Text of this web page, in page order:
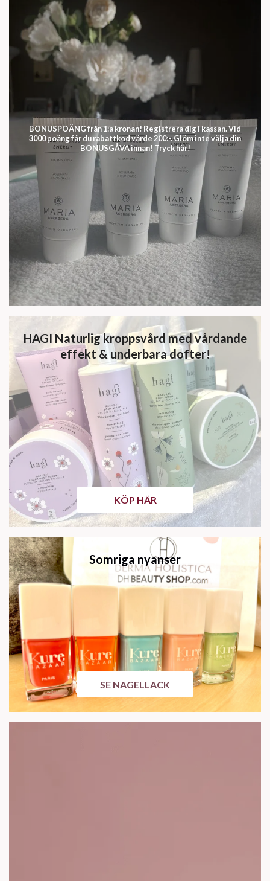
BONUSPOÄNG från 1:a kronan! Registrera dig i kassan. Vid
3000 poäng får du rabattkod värde 200:-. Glöm inte välja din
BONUSGÅVA innan! Tryck här!
HAGI Naturlig kroppsvård med vårdande
effekt & underbara dofter!
KÖP HÄR
Somriga nyanser
SE NAGELLACK